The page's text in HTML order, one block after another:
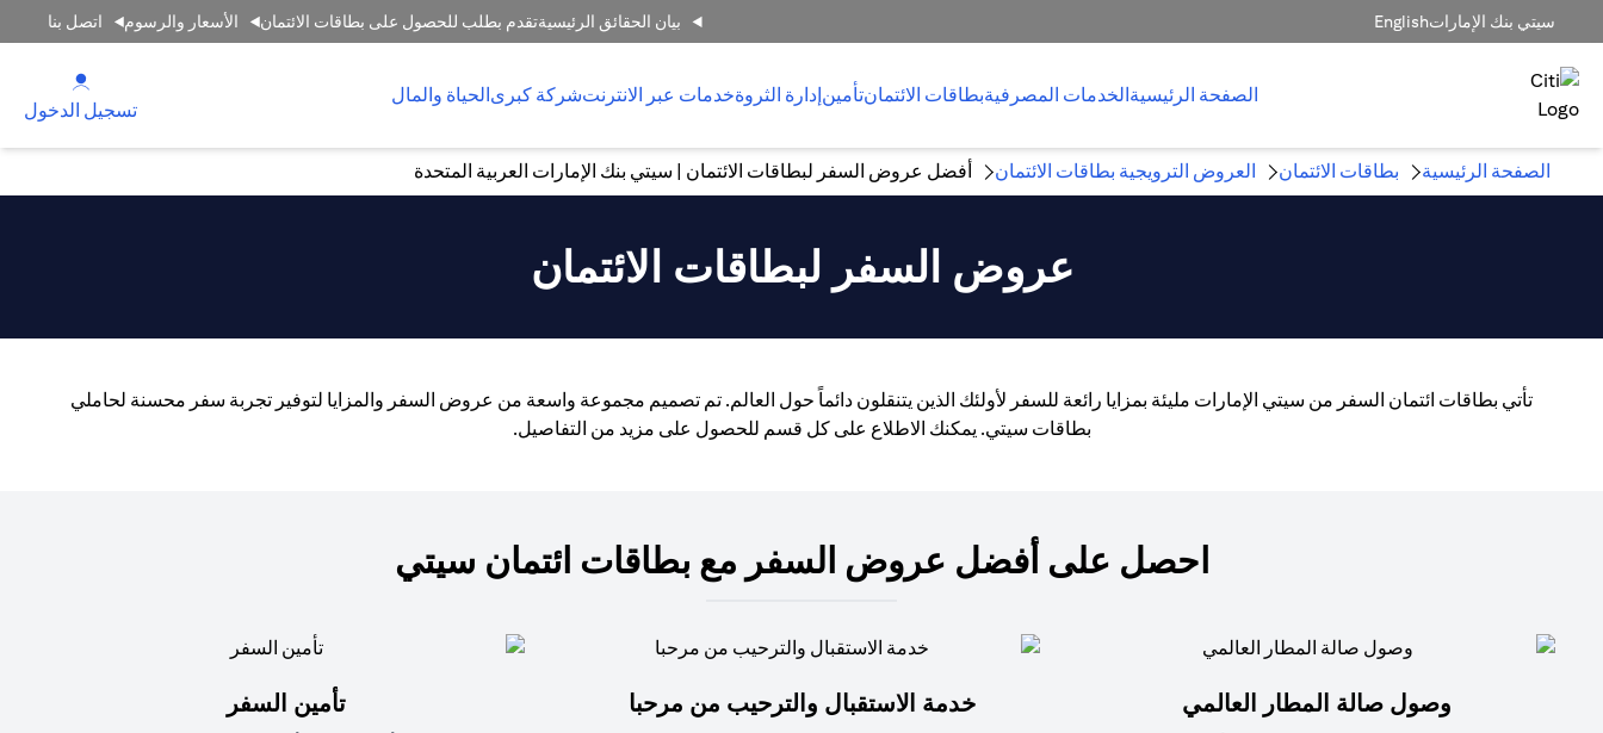
سيتي بنك الإماراتEnglish بيان الحقائق الرئيسيةتقدم بطلب للحصول على بطاقات الائتمان الأسعار والرسوم اتصل بنا
الصفحة الرئيسيةالخدمات المصرفيةبطاقات الائتمانتأمينإدارة الثروةخدمات عبر الانترنتشركة كبرىالحياة والمال
تسجيل الدخول
الصفحة الرئيسية بطاقات الائتمان العروض الترويجية بطاقات الائتمان أفضل عروض السفر لبطاقات الائتمان | سيتي بنك الإمارات العربية المتحدة
عروض السفر لبطاقات الائتمان
تأتي بطاقات ائتمان السفر من سيتي الإمارات مليئة بمزايا رائعة للسفر لأولئك الذين يتنقلون دائماً حول العالم. تم تصميم مجموعة واسعة من عروض السفر والمزايا لتوفير تجربة سفر محسنة لحاملي
بطاقات سيتي. يمكنك الاطلاع على كل قسم للحصول على مزيد من التفاصيل.
احصل على أفضل عروض السفر مع بطاقات ائتمان سيتي
وصول صالة المطار العالمي خدمة الاستقبال والترحيب من مرحبا تأمين السفر